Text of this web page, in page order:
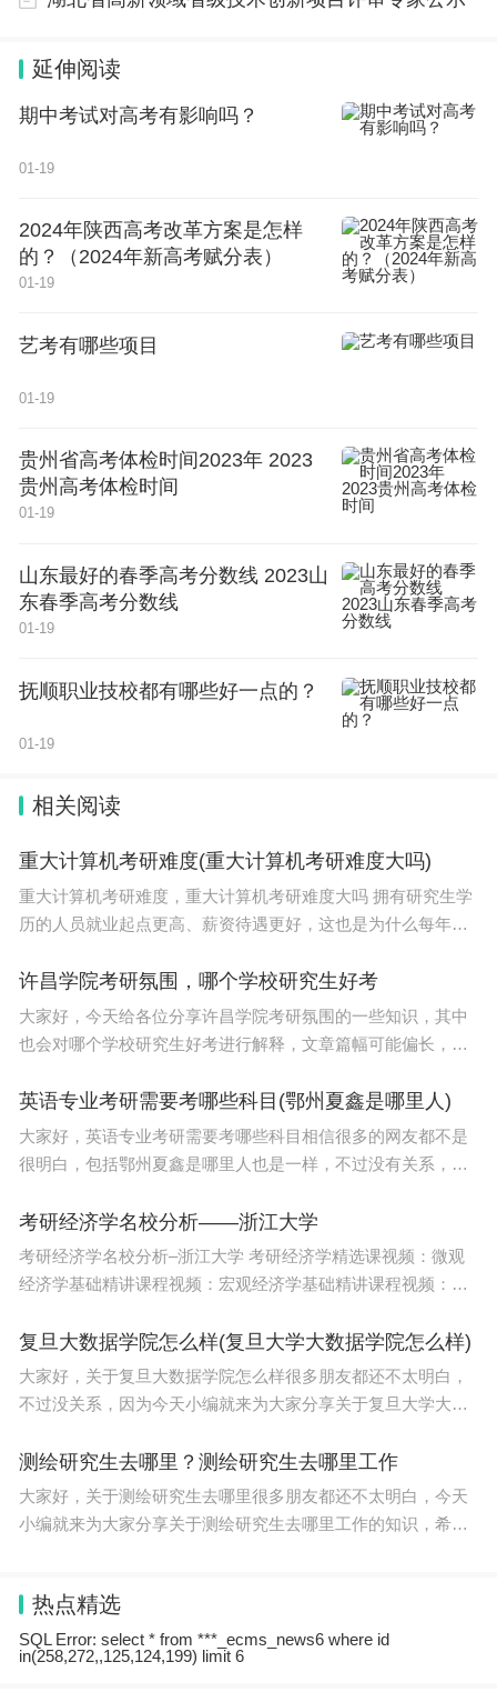
延伸阅读
期中考试对高考有影响吗？
01-19
2024年陕西高考改革方案是怎样
的？（2024年新高考赋分表）
01-19
艺考有哪些项目
01-19
贵州省高考体检时间2023年 2023
贵州高考体检时间
01-19
山东最好的春季高考分数线 2023山
东春季高考分数线
01-19
抚顺职业技校都有哪些好一点的？
01-19
相关阅读
重大计算机考研难度(重大计算机考研难度大吗)
重大计算机考研难度，重大计算机考研难度大吗 拥有研究生学
历的人员就业起点更高、薪资待遇更好，这也是为什么每年都
校有哪些？下面给小伙伴们介绍一下。自
许昌学院考研氛围，哪个学校研究生好考
大家好，今天给各位分享许昌学院考研氛围的一些知识，其中
也会对哪个学校研究生好考进行解释，文章篇幅可能偏长，如
上开始吧！本文目录河南许昌学院好不好许昌学院那
英语专业考研需要考哪些科目(鄂州夏鑫是哪里人)
大家好，英语专业考研需要考哪些科目相信很多的网友都不是
很明白，包括鄂州夏鑫是哪里人也是一样，不过没有关系，接
夏鑫是哪里人的一些知识点，大家可以关注收藏
考研经济学名校分析——浙江大学
考研经济学名校分析–浙江大学 考研经济学精选课视频：微观
经济学基础精讲课程视频：宏观经济学基础精讲课程视频：政
频：中国人民大学802经济学综合导学课
复旦大数据学院怎么样(复旦大学大数据学院怎么样)
大家好，关于复旦大数据学院怎么样很多朋友都还不太明白，
不过没关系，因为今天小编就来为大家分享关于复旦大学大数
问题，如果碰巧可以解决您的问题，还望关注下本
测绘研究生去哪里？测绘研究生去哪里工作
大家好，关于测绘研究生去哪里很多朋友都还不太明白，今天
小编就来为大家分享关于测绘研究生去哪里工作的知识，希望
热点精选
SQL Error: select * from ***_ecms_news6 where id
in(258,272,,125,124,199) limit 6